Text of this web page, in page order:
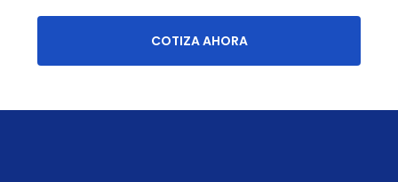
COTIZA AHORA